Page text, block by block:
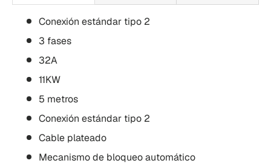
Conexión estándar tipo 2
3 fases
32A
11KW
5 metros
Conexión estándar tipo 2
Cable plateado
Mecanismo de bloqueo automático